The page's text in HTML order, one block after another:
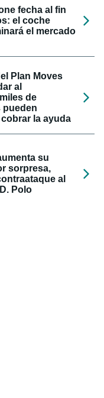
fecha al fin
el coche
el mercado
Plan Moves
al
de
pueden
la ayuda
su
sorpresa,
al
Polo